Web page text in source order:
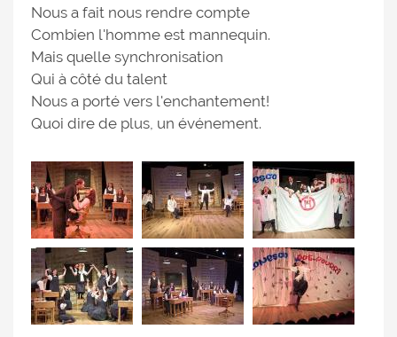
Nous a fait nous rendre compte
Combien l'homme est mannequin.
Mais quelle synchronisation
Qui à côté du talent
Nous a porté vers l'enchantement!
Quoi dire de plus, un événement.